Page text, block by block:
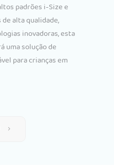
padrões i-Size e
alta qualidade,
inovadoras, esta
uma solução de
para crianças em